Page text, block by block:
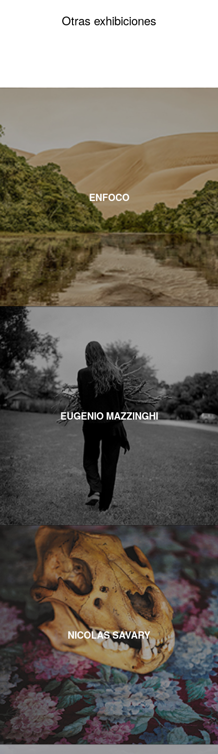
Otras exhibiciones
ENFOCO
EUGENIO MAZZINGHI
NICOLAS SAVARY